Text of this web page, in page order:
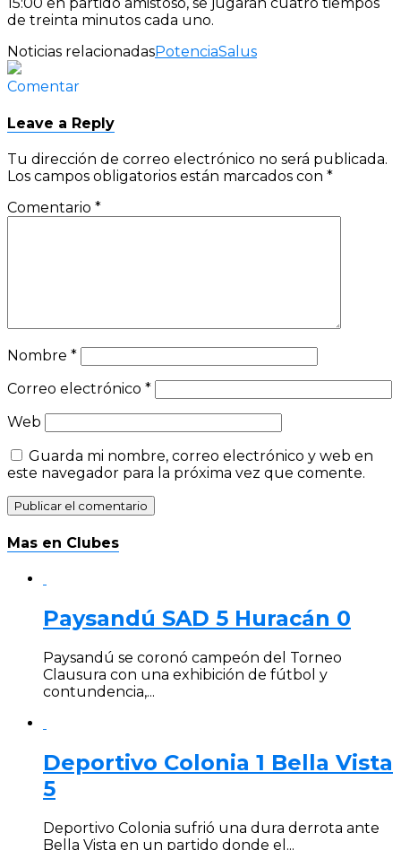
15:00 en partido amistoso, se jugarán cuatro tiempos
de treinta minutos cada uno.
Noticias relacionadasPotenciaSalus
Comentar
Leave a Reply
Tu dirección de correo electrónico no será publicada.
Los campos obligatorios están marcados con *
Comentario *
Nombre *
Correo electrónico *
Web
Guarda mi nombre, correo electrónico y web en
este navegador para la próxima vez que comente.
Mas en Clubes
Paysandú SAD 5 Huracán 0
Paysandú se coronó campeón del Torneo
Clausura con una exhibición de fútbol y
contundencia,...
Deportivo Colonia 1 Bella Vista
5
Deportivo Colonia sufrió una dura derrota ante
Bella Vista en un partido donde el...